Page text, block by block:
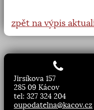
zpět na výpis
Jirsíkova 157
285 09 Kácov
tel: 327 324 204
oupodatelna@kacov.cz